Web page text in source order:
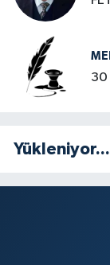
30
Yükleniyor...